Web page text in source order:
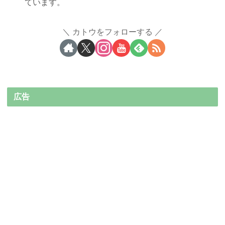
ています。
カトウをフォローする
広告